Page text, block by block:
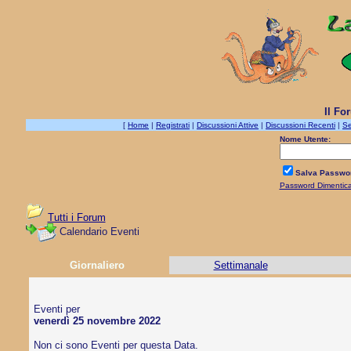
Il
[ Home | Registrati | Discussioni Attive | Discussioni Recenti |
Nome Utente:
Salva
Password
Tutti i Forum
Calendario Eventi
Giornaliero Settimanale
Eventi per
venerdì 25 novembre 2022
Non ci sono Eventi per questa Data.